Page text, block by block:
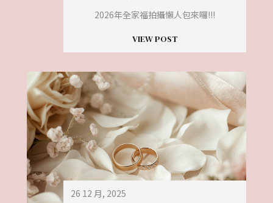
2026年全家福拍攝懶人包來囉!!!
VIEW POST
26 12 月, 2025